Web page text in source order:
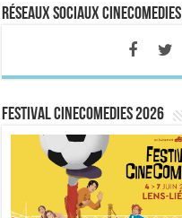
Réseaux sociaux CineComedies
FESTIVAL CINECOMEDIES 2026